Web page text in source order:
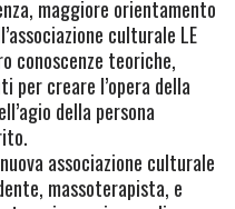
maggiore orientamento
culturale LE
conoscenze teoriche,
per creare l’opera della
della persona
associazione culturale
massoterapista, e